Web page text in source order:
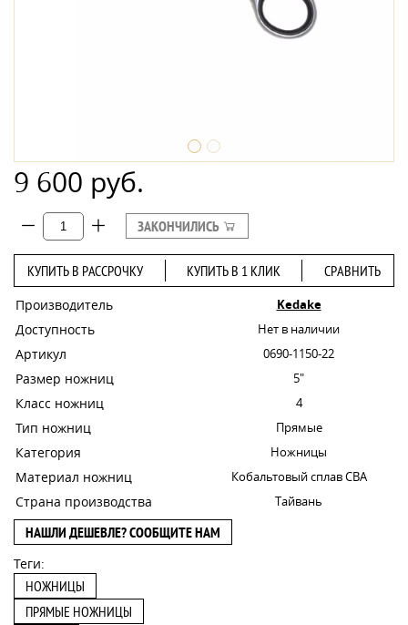
9 600 руб.
ЗАКОНЧИЛИСЬ
КУПИТЬ В РАССРОЧКУ КУПИТЬ В 1 КЛИК СРАВНИТЬ
Производитель Kedake
Доступность Нет в наличии
Артикул 0690-1150-22
Размер ножниц 5"
Класс ножниц 4
Тип ножниц Прямые
Категория Ножницы
Материал ножниц Кобальтовый сплав CBA
Страна производства Тайвань
НАШЛИ ДЕШЕВЛЕ? СООБЩИТЕ НАМ
Теги:
НОЖНИЦЫ
ПРЯМЫЕ НОЖНИЦЫ